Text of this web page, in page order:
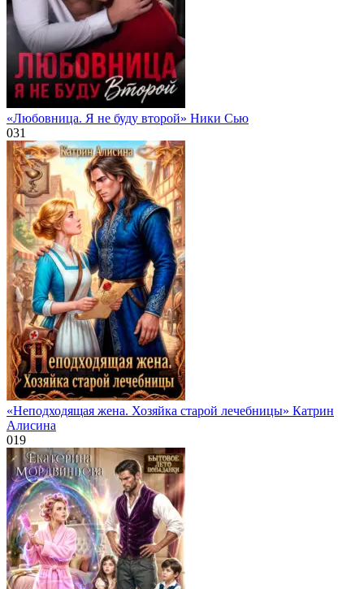
«Любовница. Я не буду второй» Ники Сью
031
«Неподходящая жена. Хозяйка старой лечебницы» Катрин
Алисина
019